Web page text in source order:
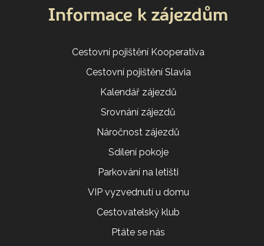
Informace k zájezdům
Cestovní pojištění Kooperativa
Cestovní pojištění Slavia
Kalendář zájezdů
Srovnání zájezdů
Náročnost zájezdů
Sdílení pokoje
Parkování na letišti
VIP vyzvednutí u domu
Cestovatelský klub
Ptáte se nás